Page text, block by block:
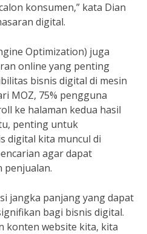
konsumen,” kata Dian
digital.
Optimization) juga
online yang penting
bisnis digital di mesin
MOZ, 75% pengguna
ke halaman kedua hasil
penting untuk
digital kita muncul di
agar dapat
penjualan.
jangka panjang yang dapat
bagi bisnis digital.
konten website kita, kita